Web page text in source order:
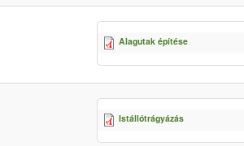
Alagutak építése
Istállótrágyázás